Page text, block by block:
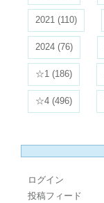
2021 (110)
2024 (76)
☆1 (186)
☆4 (496)
ログイン
投稿フィード